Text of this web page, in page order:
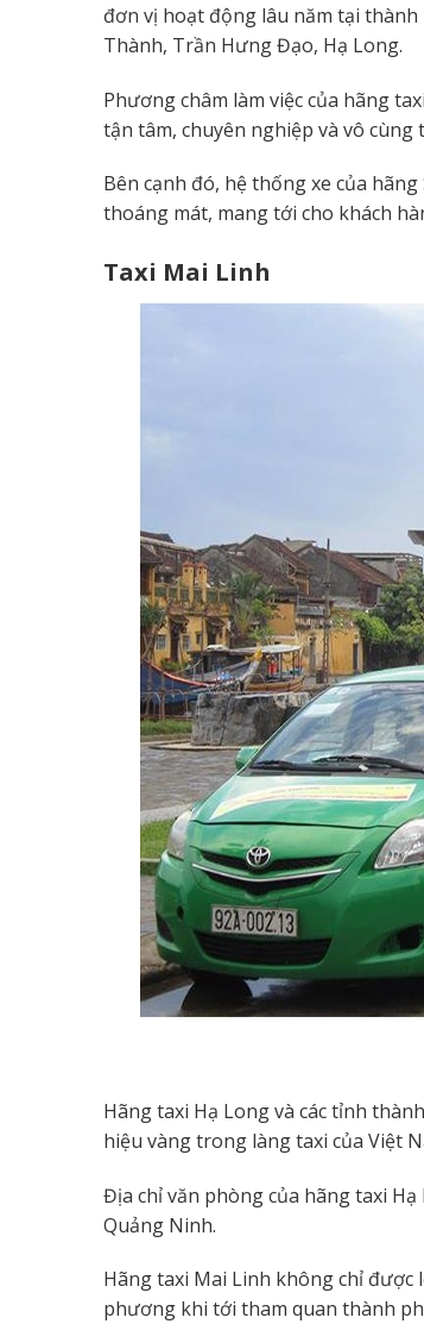
đơn vị hoạt động lâu năm tại
Thành, Trần Hưng Đạo, Hạ Long.
Phương châm làm việc của hãng
tận tâm, chuyên nghiệp và vô cùng
Bên cạnh đó, hệ thống xe của
thoáng mát, mang tới cho khách
Taxi Mai Linh
Hãng taxi Hạ Long và các tỉnh
hiệu vàng trong làng taxi của Việt
Địa chỉ văn phòng của hãng taxi
Quảng Ninh.
Hãng taxi Mai Linh không chỉ
phương khi tới tham quan thành